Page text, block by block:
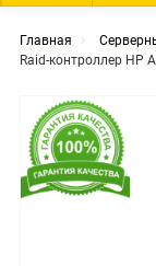
Главная
Raid-контроллер HP